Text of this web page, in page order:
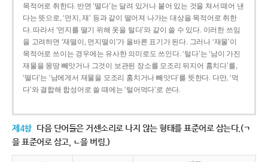
목적어로 취한다. 반면 ‘떨다’는 달려 있거나 붙어 있는 것을 쳐서 떼어 낸
다는 뜻으로, ‘먼지, 재’ 등과 같이 떨어져 나가는 대상을 목적어로 취한
다. 따라서 ‘먼지를 떨기 위해 옷을 털다’와 같이 쓸 수 있다. 이러한 쓰임
을 고려하면 ‘재떨이, 먼지떨이’가 올바른 표기가 된다. 그러나 ‘재물’이
목적어로 쓰이는 경우에는 유사한 의미로도 쓰인다. ‘털다’는 ‘남이 가진
재물을 몽땅 빼앗거나 그것이 보관된 장소를 모조리 뒤지어 훔치다’를,
‘떨다’는 ‘남에게서 재물을 모조리 훔치거나 빼앗다’를 뜻한다. 다만, ‘먹
다’와 결합해 합성어로 쓸 때에는 ‘털어먹다’로 쓴다.
제4항 다음 단어들은 거센소리로 나지 않는 형태를 표준어로 삼는다.(ㄱ
을 표준어로 삼고, ㄴ을 버림.)